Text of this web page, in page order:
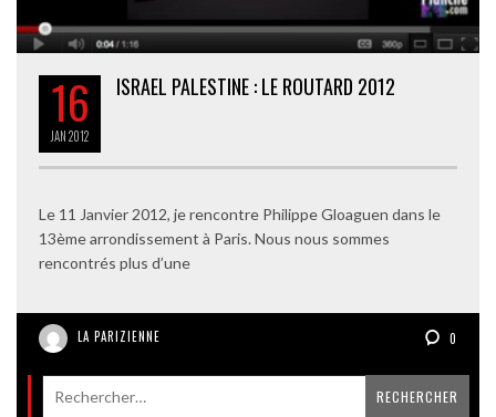
16
JAN2012
ISRAEL PALESTINE : LE ROUTARD 2012
Le 11 Janvier 2012, je rencontre Philippe Gloaguen dans le
13ème arrondissement à Paris. Nous nous sommes
rencontrés plus d’une
LA PARIZIENNE 0